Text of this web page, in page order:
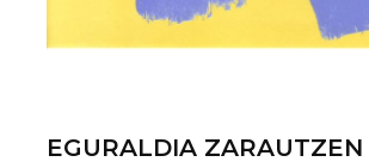
EGURALDIA ZARAUTZEN